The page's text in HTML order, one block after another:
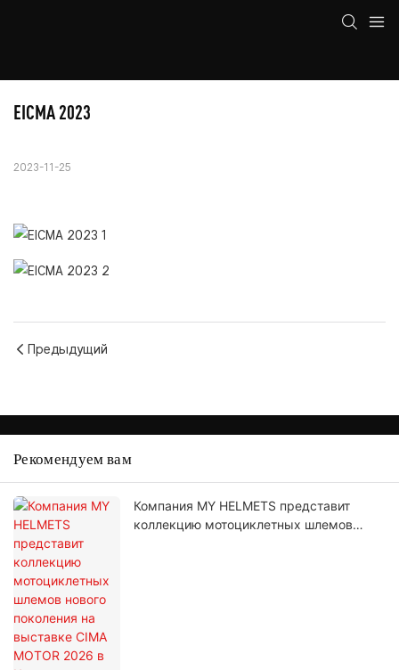
EICMA 2023
2023-11-25
Предыдущий
Рекомендуем вам
Компания MY HELMETS представит
коллекцию мотоциклетных шлемов